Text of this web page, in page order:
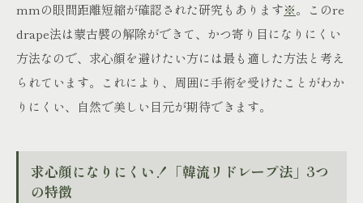
mmの眼間距離短縮が確認された研究もあります※。このre
drape法は蒙古襞の解除ができて、かつ寄り目になりにくい
方法なので、求心顔を避けたい方には最も適した方法と考え
られています。これにより、周囲に手術を受けたことがわか
りにくい、自然で美しい目元が期待できます。
求心顔になりにくい！「韓流リドレープ法」3つ
の特徴